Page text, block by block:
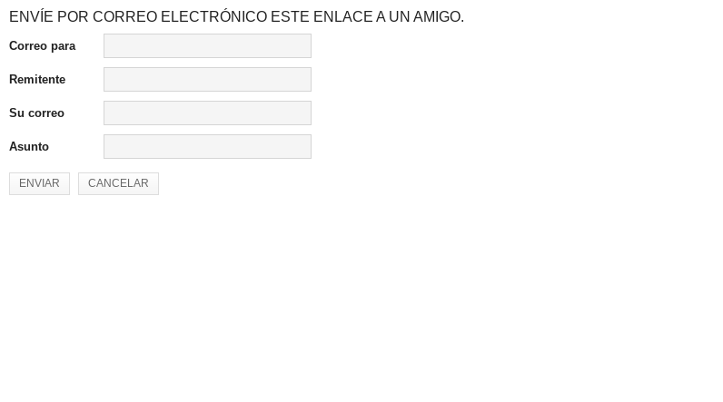
ENVÍE POR CORREO ELECTRÓNICO ESTE ENLACE A UN AMIGO.
Correo para
Remitente
Su correo
Asunto
ENVIAR CANCELAR